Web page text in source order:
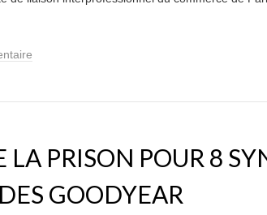
LA PRISON POUR 8
GOODYEAR